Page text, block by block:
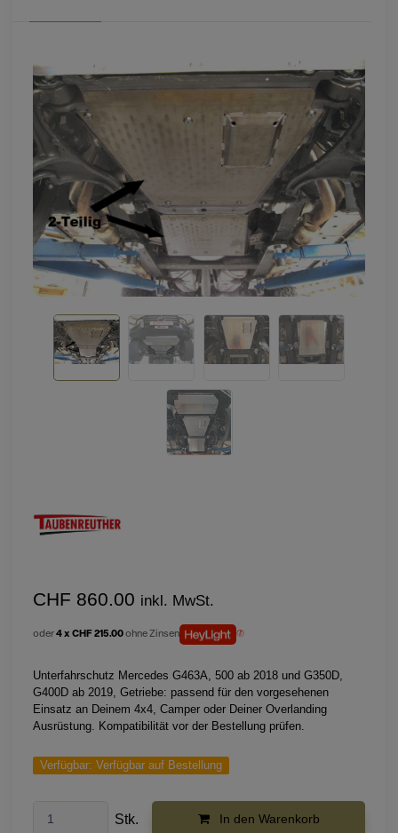
CHF 860.00 inkl. MwSt.
oder4 x CHF 215.00ohne Zinsen
Unterfahrschutz Mercedes G463A, 500 ab 2018 und G350D,
G400D ab 2019, Getriebe: passend für den vorgesehenen
Einsatz an Deinem 4x4, Camper oder Deiner Overlanding
Ausrüstung. Kompatibilität vor der Bestellung prüfen.
Verfügbar: Verfügbar auf Bestellung
Stk. In den Warenkorb